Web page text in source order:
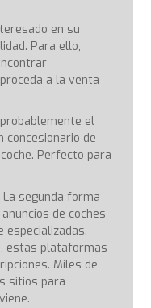
en su
Para ello,
a la venta
el
concesionario de
Perfecto para
segunda forma
de coches
especializadas.
estas plataformas
Miles de
sitios para